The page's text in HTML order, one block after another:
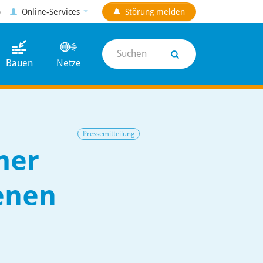
Online-Services Störung melden
Bauen Netze
Suchen
Pressemitteilung